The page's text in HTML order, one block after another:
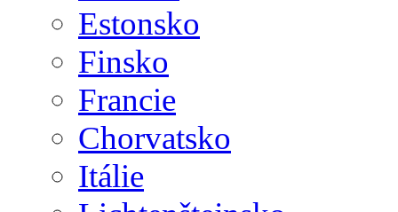
Estonsko
Finsko
Francie
Chorvatsko
Itálie